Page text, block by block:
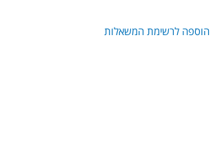
הוספה לרשימת המשאלות